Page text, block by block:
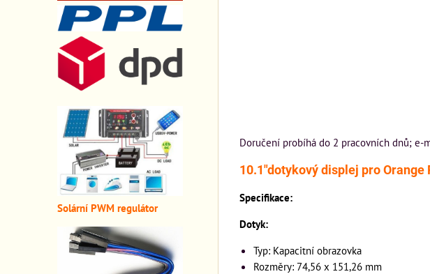
Doručení probíhá do 2 pracovních dnů; e-
10.1"dotykový displej pro
Specifikace:
Dotyk:
Typ: Kapacitní obrazovka
Rozměry: 74,56 x 151,26 mm
Solární PWM regulátor